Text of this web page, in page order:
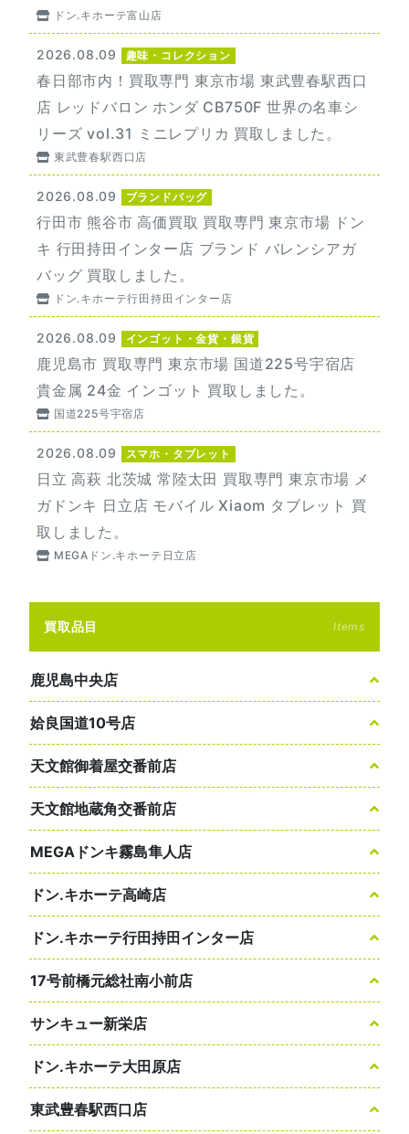
ドン.キホーテ富山店
2026.08.09 趣味・コレクション
春日部市内！買取専門 東京市場 東武豊春駅西口
店 レッドバロン ホンダ CB750F 世界の名車シ
リーズ vol.31 ミニレプリカ 買取しました。
東武豊春駅西口店
2026.08.09 ブランドバッグ
行田市 熊谷市 高価買取 買取専門 東京市場 ドン
キ 行田持田インター店 ブランド バレンシアガ
バッグ 買取しました。
ドン.キホーテ行田持田インター店
2026.08.09 インゴット・金貨・銀貨
鹿児島市 買取専門 東京市場 国道225号宇宿店
貴金属 24金 インゴット 買取しました。
国道225号宇宿店
2026.08.09 スマホ・タブレット
日立 高萩 北茨城 常陸太田 買取専門 東京市場 メ
ガドンキ 日立店 モバイル Xiaom タブレット 買
取しました。
MEGAドン.キホーテ日立店
買取品目 Items
鹿児島中央店
姶良国道10号店
天文館御着屋交番前店
天文館地蔵角交番前店
MEGAドンキ霧島隼人店
ドン.キホーテ高崎店
ドン.キホーテ行田持田インター店
17号前橋元総社南小前店
サンキュー新栄店
ドン.キホーテ大田原店
東武豊春駅西口店